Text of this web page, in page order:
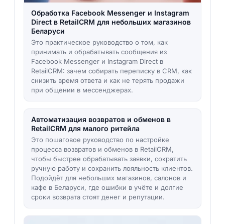
Обработка Facebook Messenger и Instagram
Direct в RetailCRM для небольших магазинов
Беларуси
Это практическое руководство о том, как
принимать и обрабатывать сообщения из
Facebook Messenger и Instagram Direct в
RetailCRM: зачем собирать переписку в CRM, как
снизить время ответа и как не терять продажи
при общении в мессенджерах.
Автоматизация возвратов и обменов в
RetailCRM для малого ритейла
Это пошаговое руководство по настройке
процесса возвратов и обменов в RetailCRM,
чтобы быстрее обрабатывать заявки, сократить
ручную работу и сохранить лояльность клиентов.
Подойдёт для небольших магазинов, салонов и
кафе в Беларуси, где ошибки в учёте и долгие
сроки возврата стоят денег и репутации.